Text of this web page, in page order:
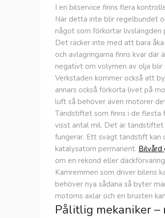
I en bilservice finns flera
När detta inte blir regelbundet
något som förkortar livslängden
Det räcker inte med att bara
och avlagringarna finns kvar
negativt om volymen av olja
Verkstaden kommer också att
annars också förkorta livet på
luft så behöver även motorer
Tändstiftet som finns i de
visst antal mil. Det är
fungerar. Ett svagt tändstift kan
katalysatorn permanent. Bilvård
om en rekond eller
Kamremmen som driver bilens
behöver nya sådana så byter
motorns axlar och en brusten
Pålitlig mekaniker